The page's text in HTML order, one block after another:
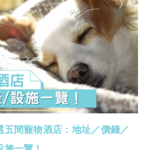
五間寵物酒店：地址／價錢／